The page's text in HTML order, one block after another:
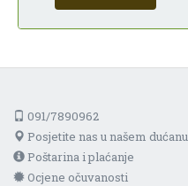
091/7890962
Posjetite nas u našem dućanu
Poštarina i plaćanje
Ocjene očuvanosti